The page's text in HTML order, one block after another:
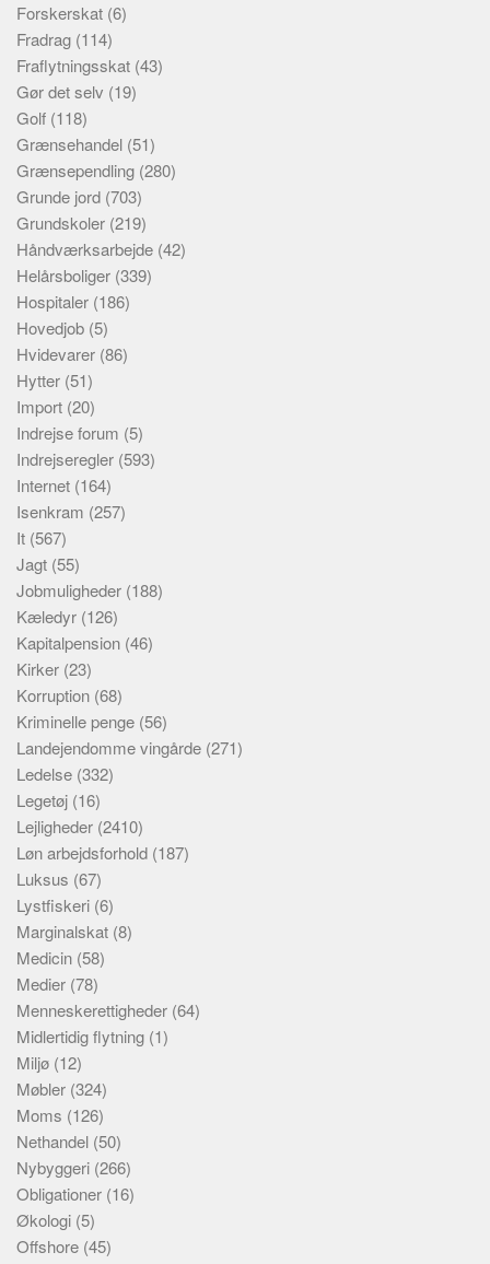
Forskerskat (6)
Fradrag (114)
Fraflytningsskat (43)
Gør det selv (19)
Golf (118)
Grænsehandel (51)
Grænsependling (280)
Grunde jord (703)
Grundskoler (219)
Håndværksarbejde (42)
Helårsboliger (339)
Hospitaler (186)
Hovedjob (5)
Hvidevarer (86)
Hytter (51)
Import (20)
Indrejse forum (5)
Indrejseregler (593)
Internet (164)
Isenkram (257)
It (567)
Jagt (55)
Jobmuligheder (188)
Kæledyr (126)
Kapitalpension (46)
Kirker (23)
Korruption (68)
Kriminelle penge (56)
Landejendomme vingårde (271)
Ledelse (332)
Legetøj (16)
Lejligheder (2410)
Løn arbejdsforhold (187)
Luksus (67)
Lystfiskeri (6)
Marginalskat (8)
Medicin (58)
Medier (78)
Menneskerettigheder (64)
Midlertidig flytning (1)
Miljø (12)
Møbler (324)
Moms (126)
Nethandel (50)
Nybyggeri (266)
Obligationer (16)
Økologi (5)
Offshore (45)